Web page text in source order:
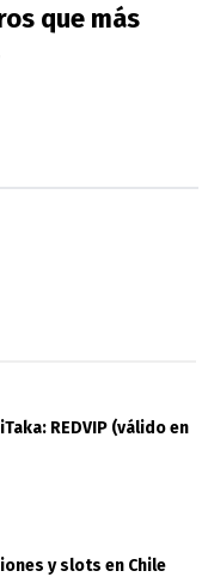
que más
REDVIP (válido en
y slots en Chile